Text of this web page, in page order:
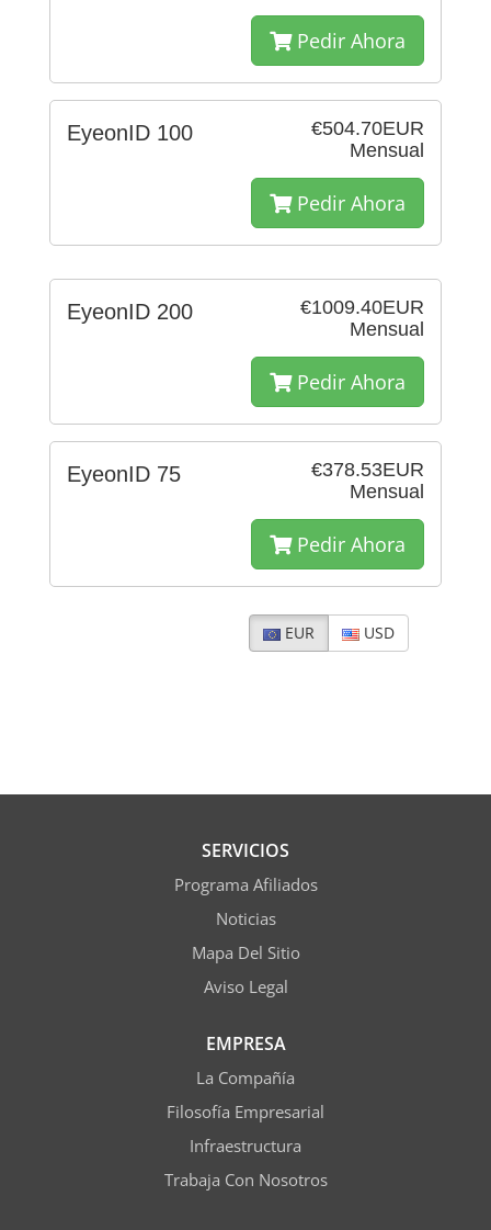
Pedir Ahora
€504.70EUR
Mensual
EyeonID 100
Pedir Ahora
€1009.40EUR
Mensual
EyeonID 200
Pedir Ahora
€378.53EUR
Mensual
EyeonID 75
Pedir Ahora
EUR USD
SERVICIOS
Programa Afiliados
Noticias
Mapa Del Sitio
Aviso Legal
EMPRESA
La Compañía
Filosofía Empresarial
Infraestructura
Trabaja Con Nosotros